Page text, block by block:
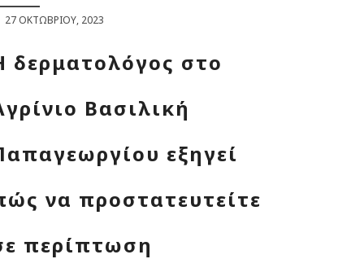
27 ΟΚΤΩΒΡΊΟΥ, 2023
δερματολόγος στο
Βασιλική
εξηγεί
να προστατευτείτε
περίπτωση